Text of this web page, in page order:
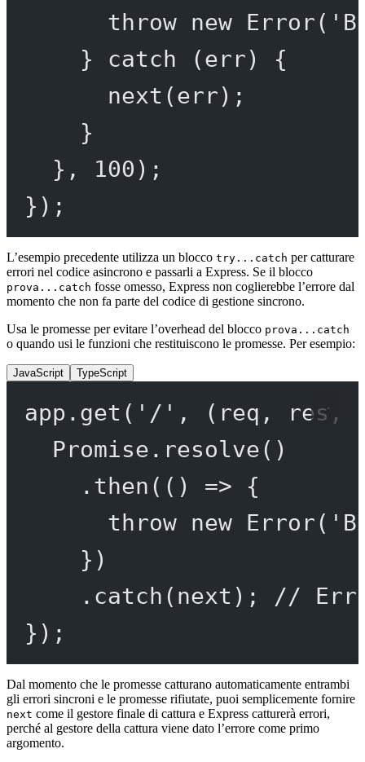
throw new Error(
} catch (err) {
next (err);
}
},
100 );
});
L’esempio precedente utilizza un blocco try...catch per catturare
errori nel codice asincrono e passarli a Express. Se il blocco
prova...catch fosse omesso, Express non coglierebbe l’errore dal
momento che non fa parte del codice di gestione sincrono.
Usa le promesse per evitare l’overhead del blocco prova...catch
o quando usi le funzioni che restituiscono le promesse. Per esempio:
JavaScript TypeScript
app. get ( '/' , ( req , res,
Promise . resolve()
. then (() => {
throw
new Error(
})
. catch (next);
//
});
Dal momento che le promesse catturano automaticamente entrambi
gli errori sincroni e le promesse rifiutate, puoi semplicemente fornire
next come il gestore finale di cattura e Express catturerà errori,
perché al gestore della cattura viene dato l’errore come primo
argomento.